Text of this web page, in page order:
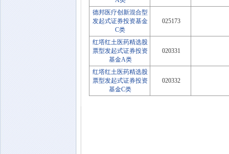
德邦医疗创新混合型
发起式证券投资基金
C类
025173
红塔红土医药精选股
票型发起式证券投资
基金A类
020331
红塔红土医药精选股
票型发起式证券投资
基金C类
020332